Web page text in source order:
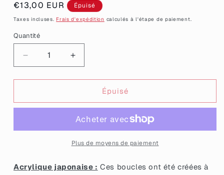
Prix
habituel
€13,00 EUR Épuisé
Taxes incluses. Frais d'expédition calculés à l'étape de paiement.
Quantité
Quantité
Réduire
la
quantité
Petites
d&#39;oreilles
fleurs
acrylique
Augmenter
la
quantité
Petites
d&#39;oreilles
fleurs
pendantes
acrylique
Épuisé
Plus de moyens de paiement
Acrylique japonaise : Ces boucles ont été créées à